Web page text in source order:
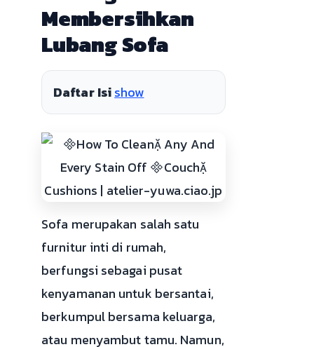
Membersihkan
Lubang Sofa
Daftar Isishow
Sofa merupakan salah satu
furnitur inti di rumah,
berfungsi sebagai pusat
kenyamanan untuk bersantai,
berkumpul bersama keluarga,
atau menyambut tamu. Namun,